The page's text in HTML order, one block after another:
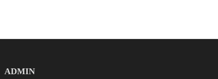
ADMIN